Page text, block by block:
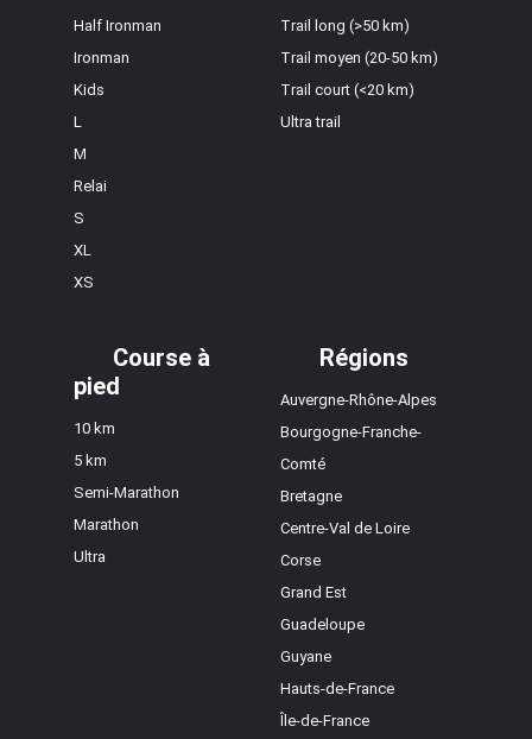
Half Ironman
Ironman
Kids
L
M
Relai
S
XL
XS
Trail long (>50 km)
Trail moyen (20-50 km)
Trail court (<20 km)
Ultra trail
Course à
pied
10 km
5 km
Semi-Marathon
Marathon
Ultra
Régions
Auvergne-Rhône-Alpes
Bourgogne-Franche-
Comté
Bretagne
Centre-Val de Loire
Corse
Grand Est
Guadeloupe
Guyane
Hauts-de-France
Île-de-France